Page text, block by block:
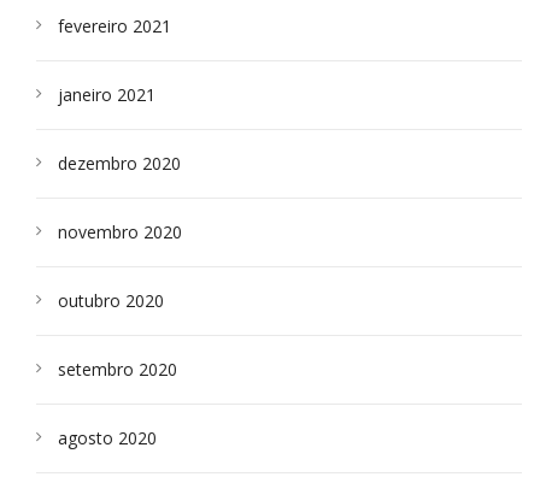
fevereiro 2021
janeiro 2021
dezembro 2020
novembro 2020
outubro 2020
setembro 2020
agosto 2020